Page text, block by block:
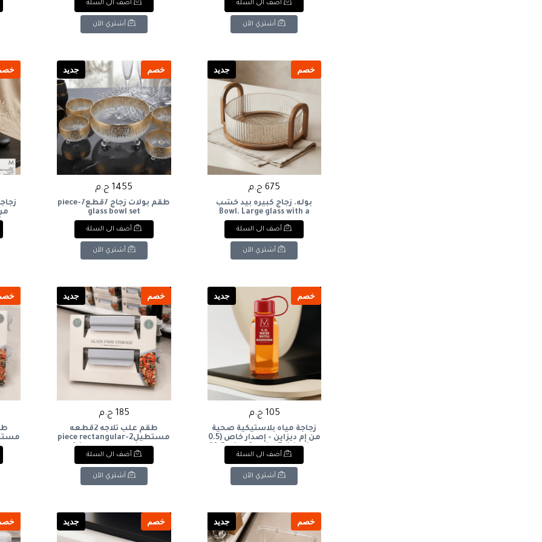
أضف الى السلة
أشتري الآن
أضف الى السلة
أشتري الآن
خصم جديد
675 ج.م
بوله. زجاج كبيره بيد خشب
Bowl. Large glass with a
wooden handle.
أضف الى السلة
أشتري الآن
خصم جديد
1455 ج.م
طقم بولات زجاج 7قطع7-piece
glass bowl set
أضف الى السلة
أشتري الآن
خصم جديد
105 ج.م
زجاجة مياه بلاستيكية صحية
من إم ديزاين - إصدار خاص (0.5
لتر)M-Design Special Edition
Plastic Water Bottle (0.5L)
أضف الى السلة
أشتري الآن
خصم جديد
185 ج.م
طقم علب ثلاجه 2قطعه
مستطيل2-piece rectangular
refrigerator container set
أضف الى السلة
أشتري الآن
خصم جديد خصم جديد